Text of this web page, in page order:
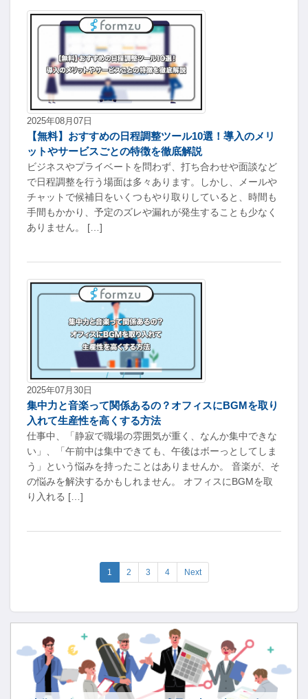
2025年08月07日
【無料】おすすめの日程調整ツール10選！導入のメリ
ットやサービスごとの特徴を徹底解説
ビジネスやプライベートを問わず、打ち合わせや面談など
で日程調整を行う場面は多々あります。しかし、メールや
チャットで候補日をいくつもやり取りしていると、時間も
手間もかかり、予定のズレや漏れが発生することも少なく
ありません。 […]
2025年07月30日
集中力と音楽って関係あるの？オフィスにBGMを取り
入れて生産性を高くする方法
仕事中、「静寂で職場の雰囲気が重く、なんか集中できな
い」、「午前中は集中できても、午後はボーっとしてしま
う」という悩みを持ったことはありませんか。 音楽が、そ
の悩みを解決するかもしれません。 オフィスにBGMを取
り入れる […]
1 2 3 4 Next